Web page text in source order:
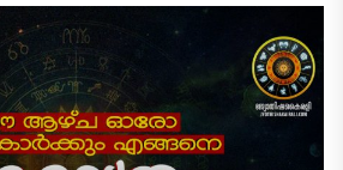
അനുയോജ്യമായ
വഴിപാടുകൾ/പ്രതിവിധികൾ,